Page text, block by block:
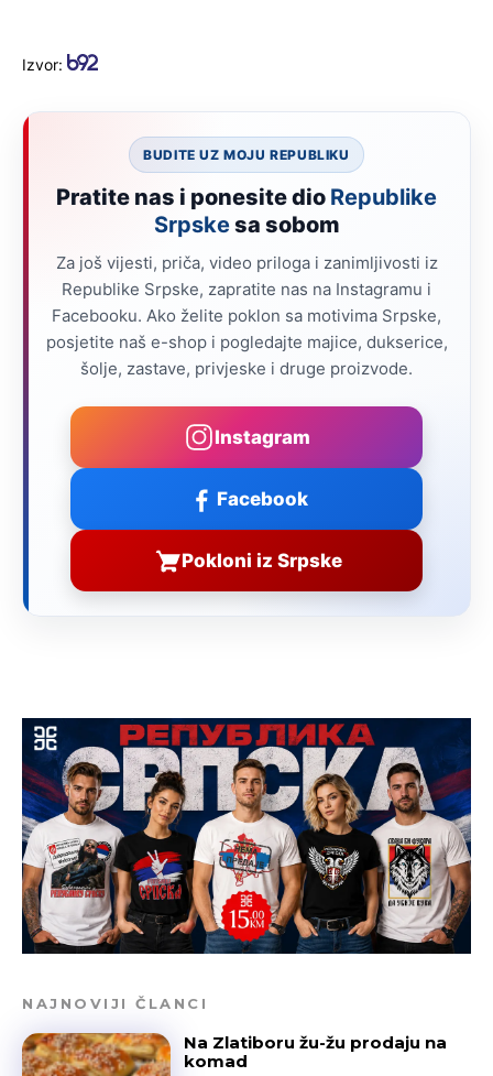
Izvor:
BUDITE UZ MOJU REPUBLIKU
Pratite nas i ponesite dio Republike
Srpskesa sobom
Za još vijesti, priča, video priloga i zanimljivosti iz
Republike Srpske, zapratite nas na Instagramu i
Facebooku. Ako želite poklon sa motivima Srpske,
posjetite naš e-shop i pogledajte majice, dukserice,
šolje, zastave, privjeske i druge proizvode.
Instagram
Facebook
Pokloni iz Srpske
NAJNOVIJI ČLANCI
Na Zlatiboru žu-žu prodaju na
komad